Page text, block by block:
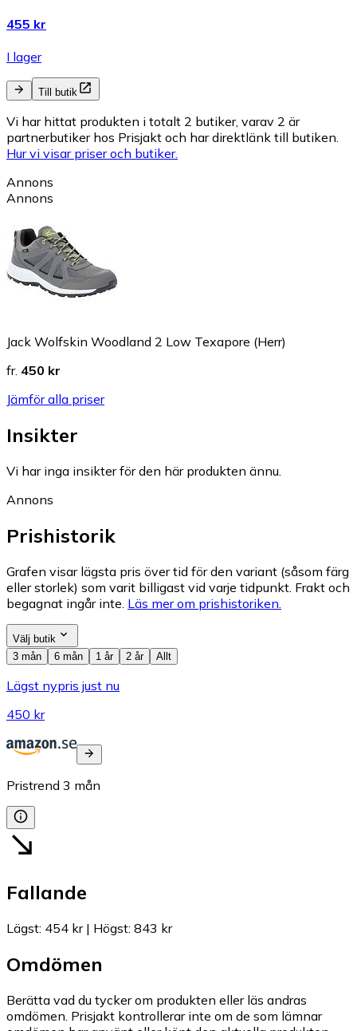
455 kr
I lager
Till butik
Vi har hittat produkten i totalt 2 butiker, varav 2 är
partnerbutiker hos Prisjakt och har direktlänk till butiken.
Hur vi visar priser och butiker.
Annons
Annons
Jack Wolfskin Woodland 2 Low Texapore (Herr)
fr. 450 kr
Jämför alla priser
Insikter
Vi har inga insikter för den här produkten ännu.
Annons
Prishistorik
Grafen visar lägsta pris över tid för den variant (såsom färg
eller storlek) som varit billigast vid varje tidpunkt. Frakt och
begagnat ingår inte. Läs mer om prishistoriken.
Välj butik
3 mån
6 mån 1 år 2 år Allt
Lägst nypris just nu
450 kr
Pristrend 3 mån
Fallande
Lägst: 454 kr| Högst: 843 kr
Omdömen
Berätta vad du tycker om produkten eller läs andras
omdömen. Prisjakt kontrollerar inte om de som lämnar